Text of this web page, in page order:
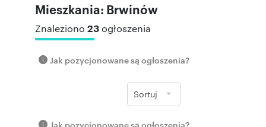
Mieszkania: Brwinów
Znaleziono 23ogłoszenia
Jak pozycjonowane są ogłoszenia?
Sortuj
Jak pozycjonowane są ogłoszenia?